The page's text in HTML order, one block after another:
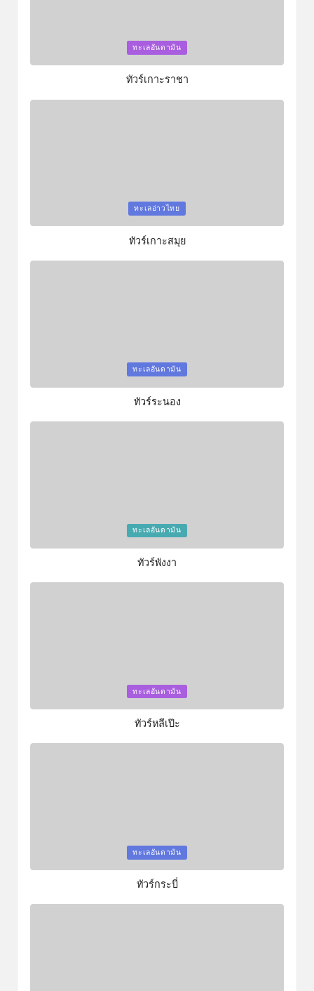
ทะเลอันดามัน
ทัวร์เกาะราชา
ทะเลอ่าวไทย
ทัวร์เกาะสมุย
ทะเลอันดามัน
ทัวร์ระนอง
ทะเลอันดามัน
ทัวร์พังงา
ทะเลอันดามัน
ทัวร์หลีเป๊ะ
ทะเลอันดามัน
ทัวร์กระบี่